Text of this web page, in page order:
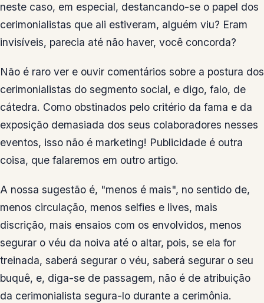
neste caso, em especial, destancando-se o papel dos
cerimonialistas que ali estiveram, alguém viu? Eram
invisíveis, parecia até não haver, você concorda?
Não é raro ver e ouvir comentários sobre a postura dos
cerimonialistas do segmento social, e digo, falo, de
cátedra. Como obstinados pelo critério da fama e da
exposição demasiada dos seus colaboradores nesses
eventos, isso não é marketing! Publicidade é outra
coisa, que falaremos em outro artigo.
A nossa sugestão é, "menos é mais", no sentido de,
menos circulação, menos selfies e lives, mais
discrição, mais ensaios com os envolvidos, menos
segurar o véu da noiva até o altar, pois, se ela for
treinada, saberá segurar o véu, saberá segurar o seu
buquê, e, diga-se de passagem, não é de atribuição
da cerimonialista segura-lo durante a cerimônia.